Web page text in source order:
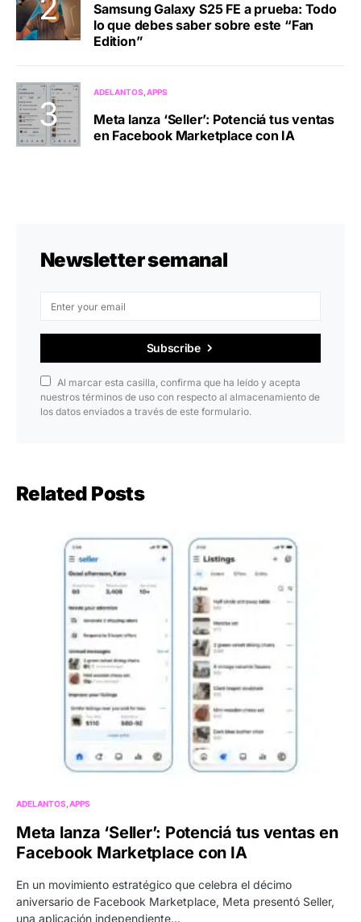
Samsung Galaxy S25 FE a prueba: Todo
lo que debes saber sobre este “Fan
Edition”
ADELANTOS APPS
Meta lanza ‘Seller’: Potenciá tus ventas
en Facebook Marketplace con IA
Newsletter semanal
Subscribe
Al marcar esta casilla, confirma que ha leído y acepta
nuestros términos de uso con respecto al almacenamiento de
los datos enviados a través de este formulario.
Related Posts
ADELANTOS APPS
Meta lanza ‘Seller’: Potenciá tus ventas en
Facebook Marketplace con IA
En un movimiento estratégico que celebra el décimo
aniversario de Facebook Marketplace, Meta presentó Seller,
una aplicación independiente…